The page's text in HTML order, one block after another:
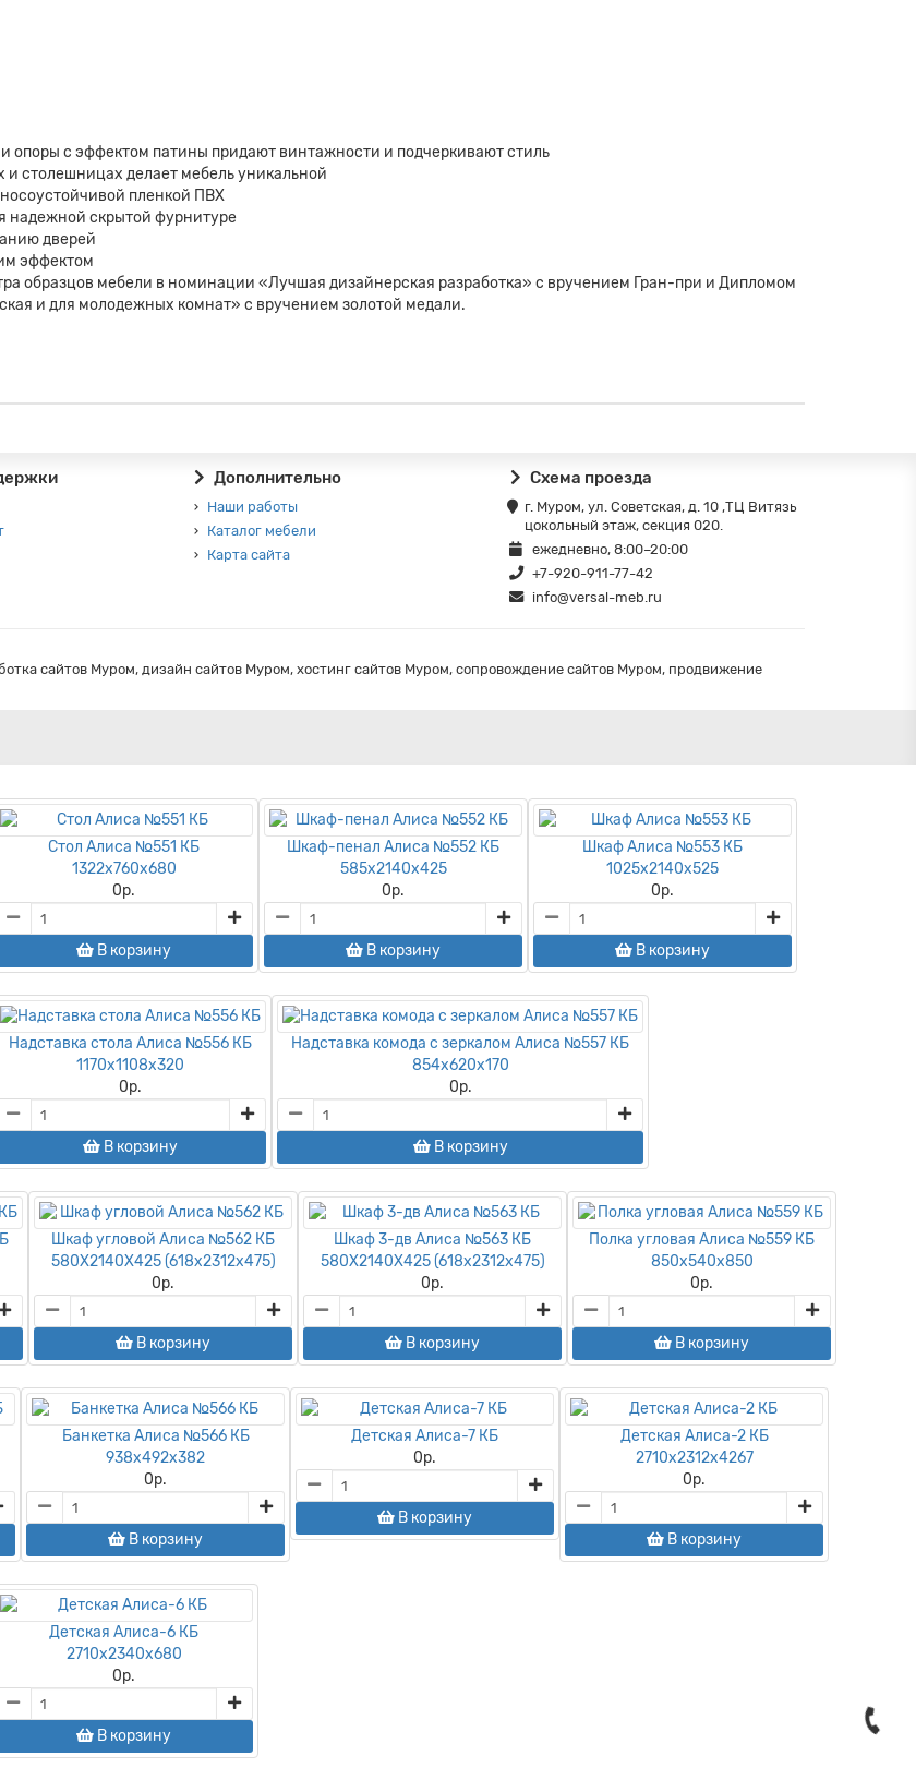
опоры с эффектом патины придают винтажности и подчеркивают стиль
и столешницах делает мебель уникальной
пленкой ПВХ
надежной скрытой фурнитуре
дверей
эффектом
образцов мебели в номинации «Лучшая дизайнерская разработка» с вручением Гран-при и Дипломом
и для молодежных комнат» с вручением золотой медали.
Дополнительно
Наши работы
Каталог мебели
Карта сайта
Схема проезда
г. Муром, ул. Советская, д. 10 ,ТЦ Витязь
цокольный этаж, секция 020.
ежедневно, 8:00–20:00
+7-920-911-77-42
info@versal-meb.ru
Стол Алиса №551 КБ
1322х760х680
0р.
В корзину
Шкаф-пенал Алиса №552 КБ
585х2140х425
0р.
В корзину
Шкаф Алиса №553 КБ
1025х2140х525
0р.
В корзину
Надставка стола Алиса №556 КБ
1170х1108х320
0р.
В корзину
Надставка комода с зеркалом Алиса №557 КБ
854х620х170
0р.
В корзину
Шкаф угловой Алиса №562 КБ
580Х2140Х425 (618х2312х475)
0р.
В корзину
Шкаф 3-дв Алиса №563 КБ
580Х2140Х425 (618х2312х475)
0р.
В корзину
Полка угловая Алиса №559 КБ
850х540х850
0р.
В корзину
Банкетка Алиса №566 КБ
938х492х382
0р.
В корзину
Детская Алиса-7 КБ
0р.
В корзину
Детская Алиса-2 КБ
2710х2312х4267
0р.
В корзину
Детская Алиса-6 КБ
2710х2340х680
0р.
В корзину